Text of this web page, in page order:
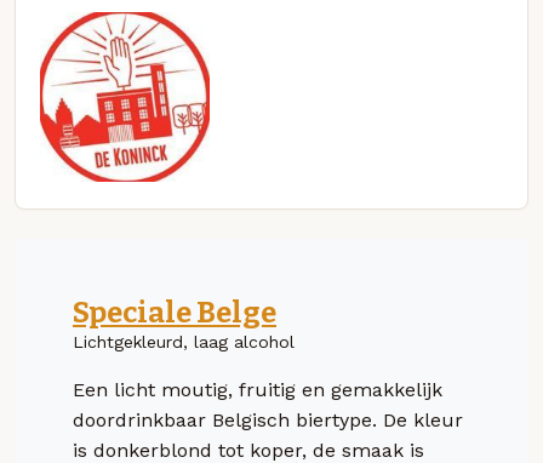
Speciale Belge
Lichtgekleurd, laag alcohol
Een licht moutig, fruitig en gemakkelijk
doordrinkbaar Belgisch biertype. De kleur
is donkerblond tot koper, de smaak is